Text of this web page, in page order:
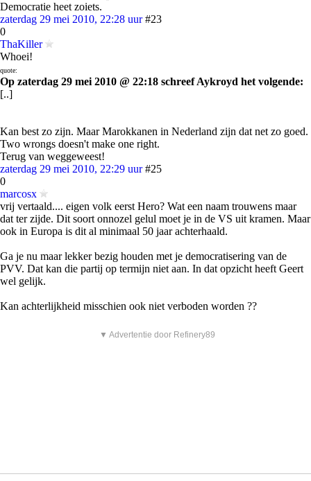
Democratie heet zoiets.
zaterdag 29 mei 2010, 22:28 uur #23
0
ThaKiller
Whoei!
quote:
Op zaterdag 29 mei 2010 @ 22:18 schreef Aykroyd het volgende:
[..]
Kan best zo zijn. Maar Marokkanen in Nederland zijn dat net zo goed.
Two wrongs doesn't make one right.
Terug van weggeweest!
zaterdag 29 mei 2010, 22:29 uur #25
0
marcosx
vrij vertaald.... eigen volk eerst Hero? Wat een naam trouwens maar
dat ter zijde. Dit soort onnozel gelul moet je in de VS uit kramen. Maar
ook in Europa is dit al minimaal 50 jaar achterhaald.
Ga je nu maar lekker bezig houden met je democratisering van de
PVV. Dat kan die partij op termijn niet aan. In dat opzicht heeft Geert
wel gelijk.
Kan achterlijkheid misschien ook niet verboden worden ??
▼ Advertentie door Refinery89